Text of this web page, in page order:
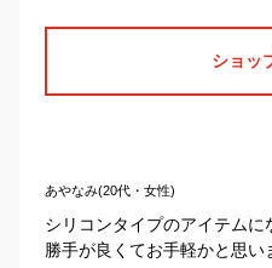
ショッ
あやなみ(20代・女性)
シリコンタイプのアイテム
勝手が良くてお手軽かと思